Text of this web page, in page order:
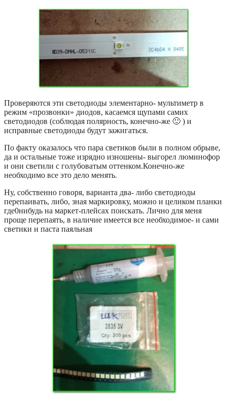
Проверяются эти светодиоды элементарно- мультиметр в
режим «прозвонки» диодов, касаемся щупами самих
светодиодов (соблюдая полярность, конечно-же 🙂 ) и
исправные светодиоды будут зажигаться.
По факту оказалось что пара светиков были в полном обрыве,
да и остальные тоже изрядно изношены- выгорел люминофор
и они светили с голубоватым оттенком.Конечно-же
необходимо все это дело менять.
Ну, собственно говоря, варианта два- либо светодиоды
перепаивать, либо, зная маркировку, можно и целиком планки
где0нибудь на маркет-плейсах поискать. Лично для меня
проще перепаять, в наличие имеется все необходимое- и сами
светики и паста паяльная